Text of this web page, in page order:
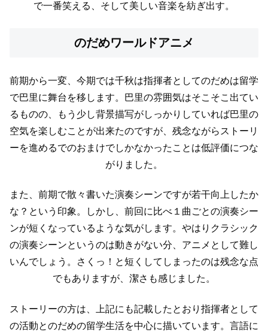
で一番笑える、そして美しい音楽を紡ぎ出す。
のだめワールドアニメ
前期から一変、今期では千秋は指揮者としてのだめは留学
で巴里に舞台を移します。
巴里の雰囲気はそこそこ出てい
るものの、もう少し背景描写がしっかりしていれば巴里の
空気を楽しむことが出来たのですが、残念ながら ストーリ
ーを進めるでのおまけでしかなかったことは低評価につな
がりました。
また、前期で散々書いた演奏シーンですが若干向上したか
な？という印象。
しかし、前回に比べ１曲ごとの演奏シー
ンが短くなっているような気がします。 やはりクラシック
の演奏シーンというのは動きがない分、アニメとして難し
いんでしょう。
さくっ！と短くしてしまったのは残念な点
でもありますが、潔さも感じました。
ストーリーの方は、上記にも記載したとおり指揮者として
の活動とのだめの留学生活を中心に描いています。 言語に